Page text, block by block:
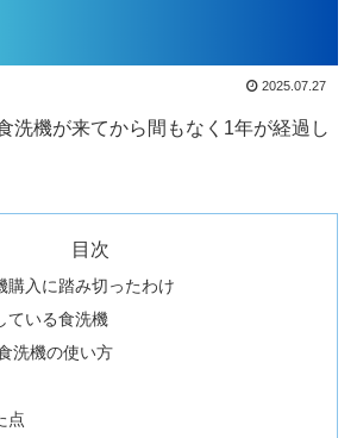
2025.07.27
洗機が来てから間もなく1年が経過し
目次
購入に踏み切ったわけ
ている食洗機
洗機の使い方
点